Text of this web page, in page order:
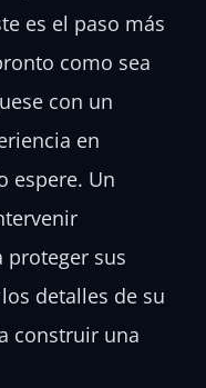
es el paso más
como sea
con un
en
espere. Un
proteger sus
detalles de su
construir una